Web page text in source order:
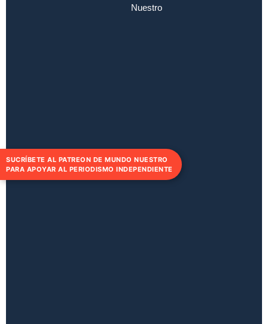
Nuestro
SUCRÍBETE AL PATREON DE MUNDO NUESTRO
PARA APOYAR AL PERIODISMO INDEPENDIENTE